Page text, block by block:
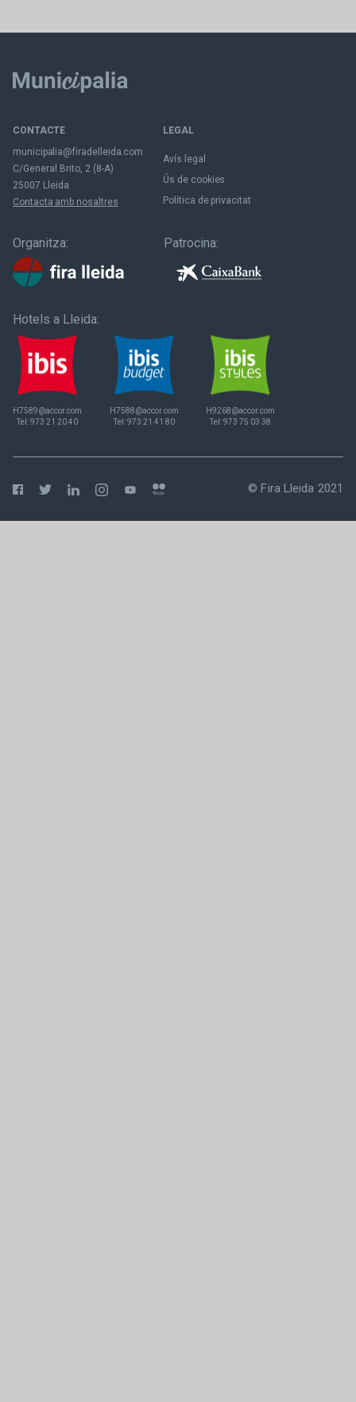
CONTACTE
municipalia@firadelleida.com
C/General Brito, 2 (8-A)
25007 Lleida
Contacta amb nosaltres
LEGAL
Avís legal
Ús de cookies
Política de privacitat
Organitza: Patrocina:
Hotels a Lleida:
H7589@accor.com
Tel:973 21 20 40
H7588@accor.com
Tel:973 21 41 80
H9268@accor.com
Tel:973 75 03 38
© Fira Lleida 2021